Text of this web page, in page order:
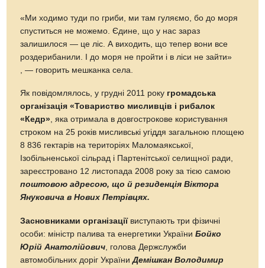
«Ми ходимо туди по гриби, ми там гуляємо, бо до моря
спуститься не можемо. Єдине, що у нас зараз
залишилося — це ліс. А виходить, що тепер вони все
роздерибанили. І до моря не пройти і в ліси не зайти»
, — говорить мешканка села.
Як повідомлялось, у грудні 2011 року громадська
організація «Товариство мисливців і рибалок
«Кедр», яка отримала в довгострокове користування
строком на 25 років мисливські угіддя загальною площею
8 836 гектарів на територіях Маломаякської,
Ізобільненської сільрад і Партенітської селищної ради,
зареєстровано 12 листопада 2008 року за тією самою
поштовою адресою, що й резиденція Віктора
Януковича в Нових Петрівцях.
Засновниками організаціївиступають три фізичні
особи: міністр палива та енергетики України Бойко
Юрій Анатолійович, голова Держслужби
автомобільних доріг УкраїниДемішкан Володимир